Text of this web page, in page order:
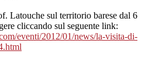
Latouche sul territorio barese dal 6
cliccando sul seguente link:
eventi/2012/01/news/la-visita-di-